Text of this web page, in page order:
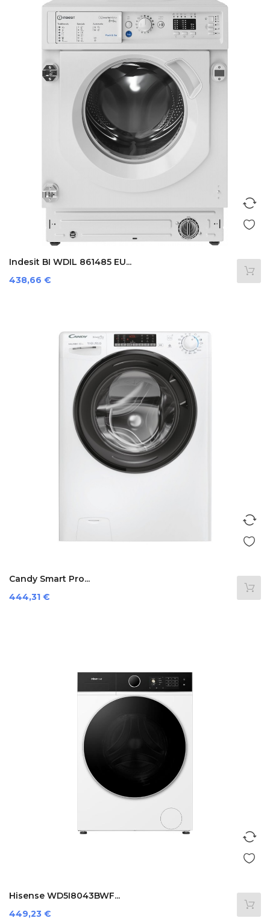
Indesit BI WDIL 861485 EU...
Preis
438,66 €
Candy Smart Pro...
Preis
444,31 €
Hisense WD5I8043BWF...
Preis
449,23 €